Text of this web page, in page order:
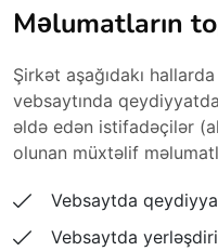
Məlumatların
Şirkət aşağıdakı
vebsaytında
əldə edən istifadəçilər
olunan müxtəlif
Vebsaytda
Vebsaytda